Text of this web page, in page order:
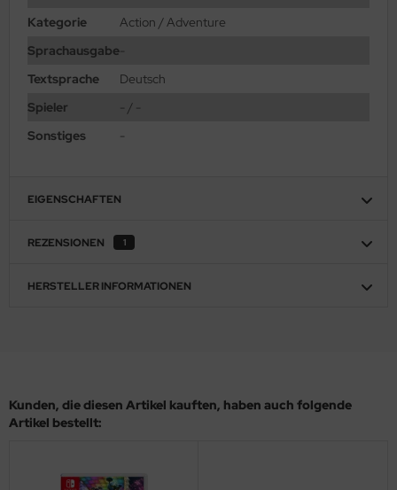
Kategorie
Action / Adventure
Sprachausgabe
Textsprache
Deutsch
Spieler
- / -
Sonstiges
-
EIGENSCHAFTEN
REZENSIONEN 1
HERSTELLER INFORMATIONEN
Kunden, die diesen Artikel kauften, haben auch folgende
Artikel bestellt: